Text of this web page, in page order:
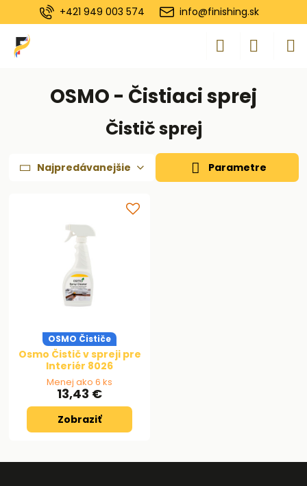
+421 949 003 574 info@finishing.sk
OSMO - Čistiaci sprej
Čistič sprej
Najpredávanejšie Parametre
OSMO Čističe
Osmo Čistič v spreji pre
Interiér 8026
Menej ako 6 ks
13,43 €
Zobraziť